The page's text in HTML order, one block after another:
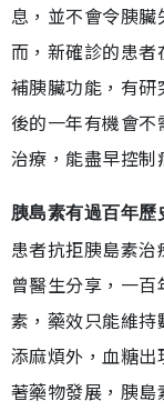
息，並不會令胰
而，新確診的患
補胰臟功能，有
後的一年有機會
治療，能盡早控制
胰島素有過百年
患者抗拒胰島素
曾醫生分享，一
素，藥效只能維
添麻煩外，血糖
著藥物發展，胰